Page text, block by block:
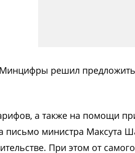
решил предложить
а также на помощи
письмо министра Максута
При этом от самого